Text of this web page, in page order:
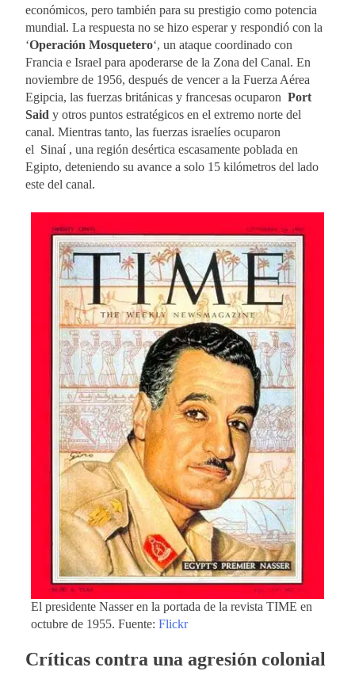
económicos, pero también para su prestigio como potencia
mundial. La respuesta no se hizo esperar y respondió con la
‘Operación Mosquetero‘, un ataque coordinado con
Francia e Israel para apoderarse de la Zona del Canal. En
noviembre de 1956, después de vencer a la Fuerza Aérea
Egipcia, las fuerzas británicas y francesas ocuparon Port
Said y otros puntos estratégicos en el extremo norte del
canal. Mientras tanto, las fuerzas israelíes ocuparon
el Sinaí , una región desértica escasamente poblada en
Egipto, deteniendo su avance a solo 15 kilómetros del lado
este del canal.
El presidente Nasser en la portada de la revista TIME en
octubre de 1955. Fuente: Flickr
Críticas contra una agresión colonial